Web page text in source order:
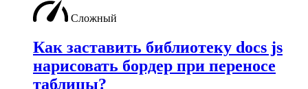
Сложный
Как заставить библиотеку docs js
нарисовать бордер при переносе
таблицы?